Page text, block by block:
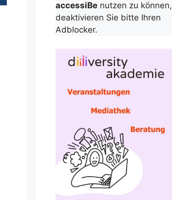
accessiBe nutzen zu können,
deaktivieren Sie bitte Ihren
Adblocker.